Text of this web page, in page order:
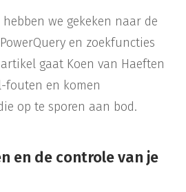
we gekeken naar de
en zoekfuncties
gaat Koen van Haeften
fouten en komen
op te sporen aan bod.
en de controle van je